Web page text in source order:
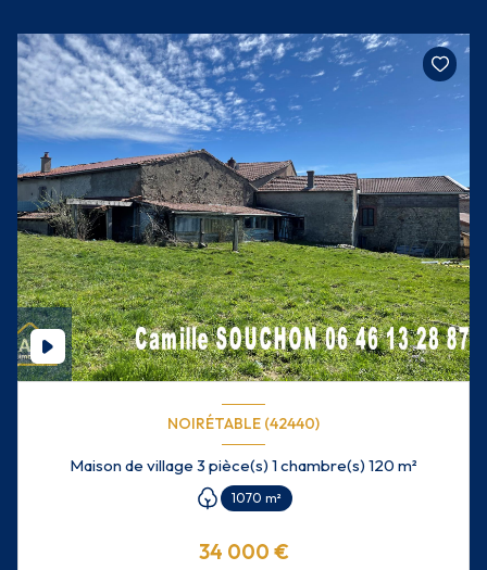
NOIRÉTABLE (42440)
Maison de village 3 pièce(s) 1 chambre(s) 120 m²
1070 m²
34 000 €